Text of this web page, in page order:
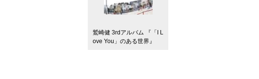
鷲崎健 3rdアルバム 『「I L
ove You」のある世界』